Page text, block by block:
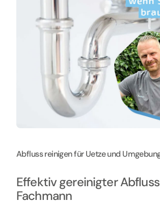
Abfluss reinigen für Uetze und
Effektiv gereinigter
Fachmann